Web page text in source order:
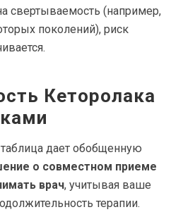
свертываемость (например,
поколений), риск
Кеторолака
дает обобщенную
о совместном приеме
врач, учитывая ваше
терапии.